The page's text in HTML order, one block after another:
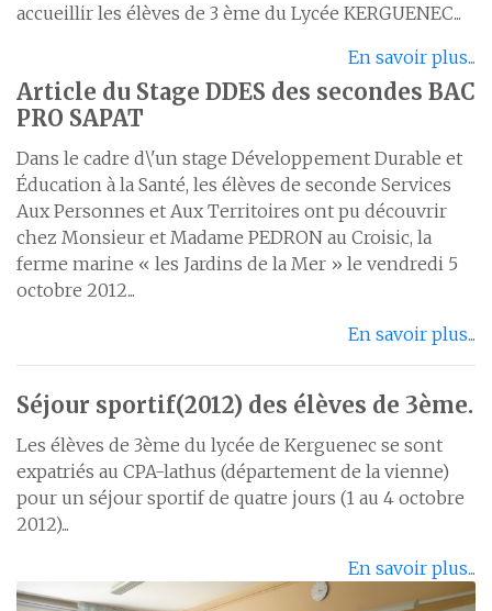
accueillir les élèves de 3 ème du Lycée KERGUENEC...
En savoir plus...
Article du Stage DDES des secondes BAC
PRO SAPAT
Dans le cadre d\'un stage Développement Durable et
Éducation à la Santé, les élèves de seconde Services
Aux Personnes et Aux Territoires ont pu découvrir
chez Monsieur et Madame PEDRON au Croisic, la
ferme marine « les Jardins de la Mer » le vendredi 5
octobre 2012...
En savoir plus...
Séjour sportif(2012) des élèves de 3ème.
Les élèves de 3ème du lycée de Kerguenec se sont
expatriés au CPA-lathus (département de la vienne)
pour un séjour sportif de quatre jours (1 au 4 octobre
2012)...
En savoir plus...